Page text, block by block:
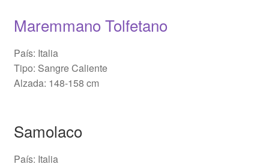
Maremmano Tolfetano
País: Italia
Tipo: Sangre Caliente
Alzada: 148-158 cm
Samolaco
País: Italia